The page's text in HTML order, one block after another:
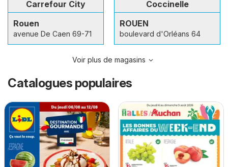
Carrefour City
Rouen
avenue De Caen 69-71
Coccinelle
ROUEN
boulevard d'Orléans 64
Voir plus de magasins
Catalogues populaires